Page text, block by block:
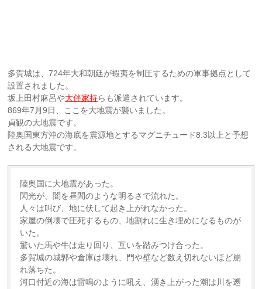
多賀城は、724年大和朝廷が蝦夷を制圧するための軍事拠点として
設置されました。
坂上田村麻呂や大伴家持らも派遣されています。
869年7月9日、ここを大地震が襲いました。
貞観の大地震です。
陸奥国東方沖の海底を震源地とするマグニチュード8.3以上と予想
される大地震です。
陸奥国に大地震があった。
閃光が、闇を昼間のような明るさで流れた。
人々は叫び、地に伏して起き上がれなかった。
家屋の倒壊で圧死するもの、地割れに生き埋めになるものが
いた。
驚いた馬や牛は走り回り、互いを踏みつけ合った。
多賀城の城郭や倉庫は壊れ、門や壁など数え切れないほど崩
れ落ちた。
河口付近の海は雷鳴のように吼え、湧き上がった潮は川を遡